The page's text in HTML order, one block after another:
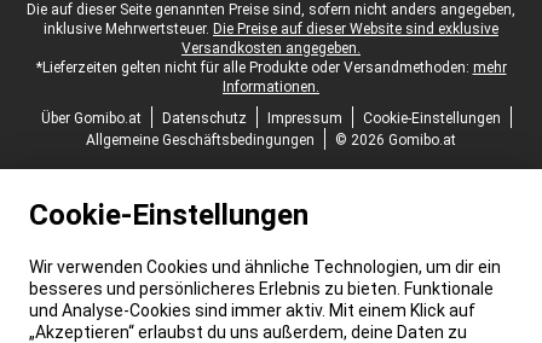
Juristische Fußzeile
Die auf dieser Seite genannten Preise sind, sofern nicht anders angegeben,
inklusive Mehrwertsteuer. Die Preise auf dieser Website sind exklusive
Versandkosten angegeben.
*Lieferzeiten gelten nicht für alle Produkte oder Versandmethoden: mehr
Informationen.
Über Gomibo.at
Datenschutz Impressum
Cookie-Einstellungen
Allgemeine Geschäftsbedingungen
© 2026 Gomibo.at
Cookie-Einstellungen
Wir verwenden Cookies und ähnliche Technologien, um dir ein
besseres und persönlicheres Erlebnis zu bieten. Funktionale
und Analyse-Cookies sind immer aktiv. Mit einem Klick auf
„Akzeptieren“ erlaubst du uns außerdem, deine Daten zu